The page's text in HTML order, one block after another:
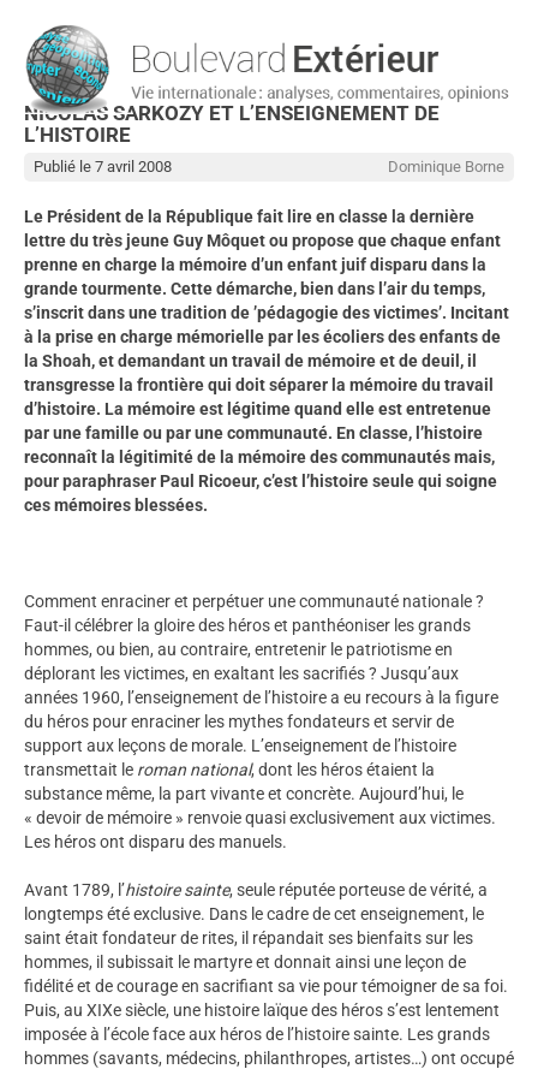
NICOLAS SARKOZY ET L’ENSEIGNEMENT DE
L’HISTOIRE
Dominique Borne
Publié le 7 avril 2008
Le Président de la République fait lire en classe la dernière
lettre du très jeune Guy Môquet ou propose que chaque enfant
prenne en charge la mémoire d’un enfant juif disparu dans la
grande tourmente. Cette démarche, bien dans l’air du temps,
s’inscrit dans une tradition de ’pédagogie des victimes’. Incitant
à la prise en charge mémorielle par les écoliers des enfants de
la Shoah, et demandant un travail de mémoire et de deuil, il
transgresse la frontière qui doit séparer la mémoire du travail
d’histoire. La mémoire est légitime quand elle est entretenue
par une famille ou par une communauté. En classe, l’histoire
reconnaît la légitimité de la mémoire des communautés mais,
pour paraphraser Paul Ricoeur, c’est l’histoire seule qui soigne
ces mémoires blessées.
Comment enraciner et perpétuer une communauté nationale ?
Faut-il célébrer la gloire des héros et panthéoniser les grands
hommes, ou bien, au contraire, entretenir le patriotisme en
déplorant les victimes, en exaltant les sacrifiés ? Jusqu’aux
années 1960, l’enseignement de l’histoire a eu recours à la figure
du héros pour enraciner les mythes fondateurs et servir de
support aux leçons de morale. L’enseignement de l’histoire
transmettait le roman national, dont les héros étaient la
substance même, la part vivante et concrète. Aujourd’hui, le
« devoir de mémoire » renvoie quasi exclusivement aux victimes.
Les héros ont disparu des manuels.
Avant 1789, l’histoire sainte, seule réputée porteuse de vérité, a
longtemps été exclusive. Dans le cadre de cet enseignement, le
saint était fondateur de rites, il répandait ses bienfaits sur les
hommes, il subissait le martyre et donnait ainsi une leçon de
fidélité et de courage en sacrifiant sa vie pour témoigner de sa foi.
Puis, au XIXe siècle, une histoire laïque des héros s’est lentement
imposée à l’école face aux héros de l’histoire sainte. Les grands
hommes (savants, médecins, philanthropes, artistes…) ont occupé